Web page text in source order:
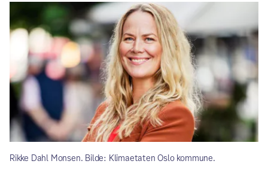
Rikke Dahl Monsen. Bilde: Klimaetaten Oslo kommune.